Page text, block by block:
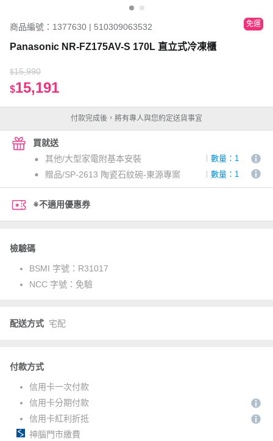
商品編號：1377630 | 510309063532 免運
Panasonic NR-FZ175AV-S 170L 直立式冷凍櫃
$15,990
$15,191
付款完成後，將有專人與您約定送貨事宜
買就送
其他/大型家電附基本安裝
數量：1
贈品/SP-2613 陶瓷石紋碗-東源專案 數量：1
※不適用優惠券
檢驗碼
BSMI 字號： R31017
NCC 字號： 免驗
配送方式 宅配
付款方式
信用卡一次付款
信用卡分期付款
信用卡紅利折抵
神腦門市繳費